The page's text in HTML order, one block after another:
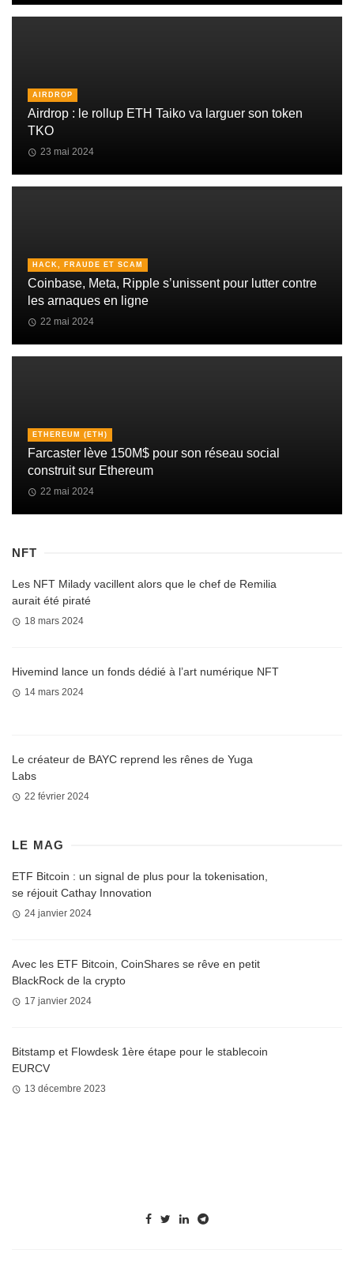
AIRDROP
Airdrop : le rollup ETH Taiko va larguer son token
TKO
23 mai 2024
HACK, FRAUDE ET SCAM
Coinbase, Meta, Ripple s’unissent pour lutter contre
les arnaques en ligne
22 mai 2024
ETHEREUM (ETH)
Farcaster lève 150M$ pour son réseau social
construit sur Ethereum
22 mai 2024
NFT
Les NFT Milady vacillent alors que le chef de Remilia
aurait été piraté
18 mars 2024
Hivemind lance un fonds dédié à l’art numérique NFT
14 mars 2024
Le créateur de BAYC reprend les rênes de Yuga
Labs
22 février 2024
LE MAG
ETF Bitcoin : un signal de plus pour la tokenisation,
se réjouit Cathay Innovation
24 janvier 2024
Avec les ETF Bitcoin, CoinShares se rêve en petit
BlackRock de la crypto
17 janvier 2024
Bitstamp et Flowdesk 1ère étape pour le stablecoin
EURCV
13 décembre 2023